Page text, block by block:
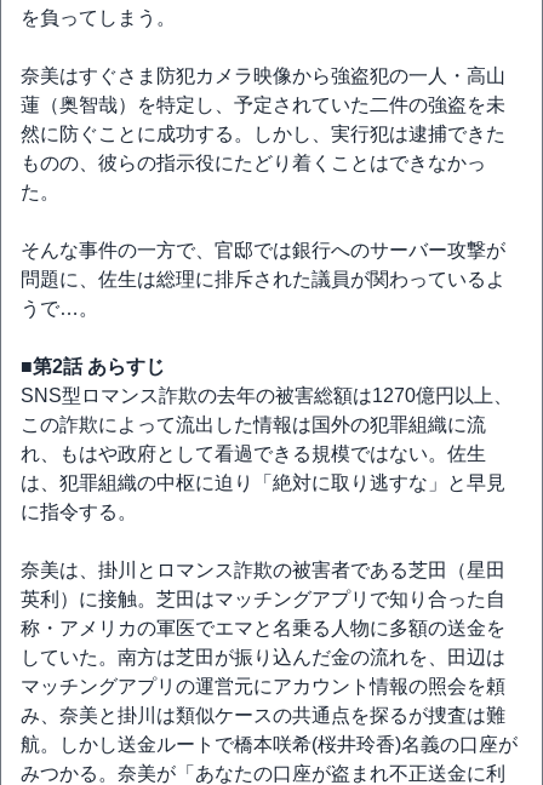
を負ってしまう。
奈美はすぐさま防犯カメラ映像から強盗犯の一人・高山
蓮（奥智哉）を特定し、予定されていた二件の強盗を未
然に防ぐことに成功する。しかし、実行犯は逮捕できた
ものの、彼らの指示役にたどり着くことはできなかっ
た。
そんな事件の一方で、官邸では銀行へのサーバー攻撃が
問題に、佐生は総理に排斥された議員が関わっているよ
うで…。
■第2話 あらすじ
SNS型ロマンス詐欺の去年の被害総額は1270億円以上、
この詐欺によって流出した情報は国外の犯罪組織に流
れ、もはや政府として看過できる規模ではない。佐生
は、犯罪組織の中枢に迫り「絶対に取り逃すな」と早見
に指令する。
奈美は、掛川とロマンス詐欺の被害者である芝田（星田
英利）に接触。芝田はマッチングアプリで知り合った自
称・アメリカの軍医でエマと名乗る人物に多額の送金を
していた。南方は芝田が振り込んだ金の流れを、田辺は
マッチングアプリの運営元にアカウント情報の照会を頼
み、奈美と掛川は類似ケースの共通点を探るが捜査は難
航。しかし送金ルートで橋本咲希(桜井玲香)名義の口座が
みつかる。奈美が「あなたの口座が盗まれ不正送金に利